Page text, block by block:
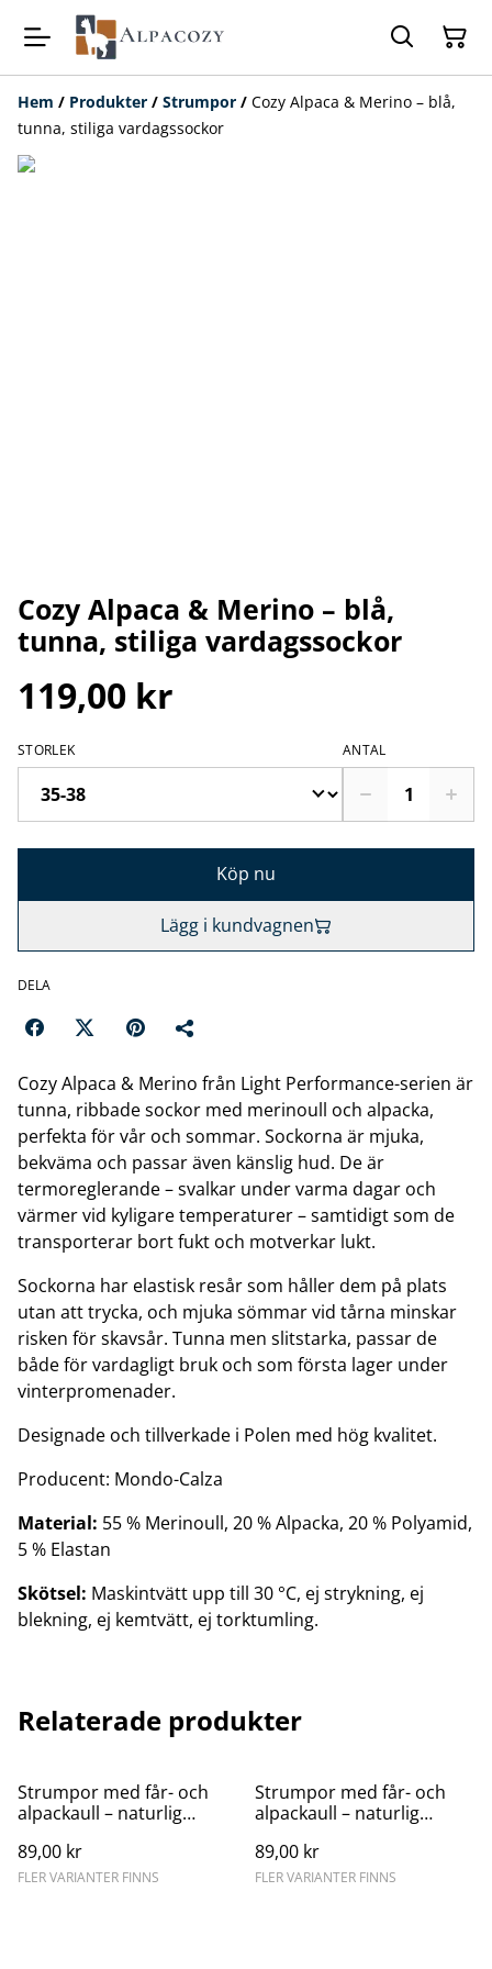
Hem / Produkter / Strumpor / Cozy Alpaca & Merino – blå,
tunna, stiliga vardagssockor
Cozy Alpaca & Merino – blå,
tunna, stiliga vardagssockor
119,00 kr
STORLEK ANTAL
Köp nu
Lägg i kundvagnen
DELA
Cozy Alpaca & Merino från Light Performance-serien är
tunna, ribbade sockor med merinoull och alpacka,
perfekta för vår och sommar. Sockorna är mjuka,
bekväma och passar även känslig hud. De är
termoreglerande – svalkar under varma dagar och
värmer vid kyligare temperaturer – samtidigt som de
transporterar bort fukt och motverkar lukt.
Sockorna har elastisk resår som håller dem på plats
utan att trycka, och mjuka sömmar vid tårna minskar
risken för skavsår. Tunna men slitstarka, passar de
både för vardagligt bruk och som första lager under
vinterpromenader.
Designade och tillverkade i Polen med hög kvalitet.
Producent: Mondo-Calza
Material: 55 % Merinoull, 20 % Alpacka, 20 % Polyamid,
5 % Elastan
Skötsel: Maskintvätt upp till 30 °C, ej strykning, ej
blekning, ej kemtvätt, ej torktumling.
Relaterade produkter
Strumpor med får- och
alpackaull – naturlig
89,00 kr
FLER VARIANTER FINNS
Strumpor med får- och
alpackaull – naturlig
89,00 kr
FLER VARIANTER FINNS